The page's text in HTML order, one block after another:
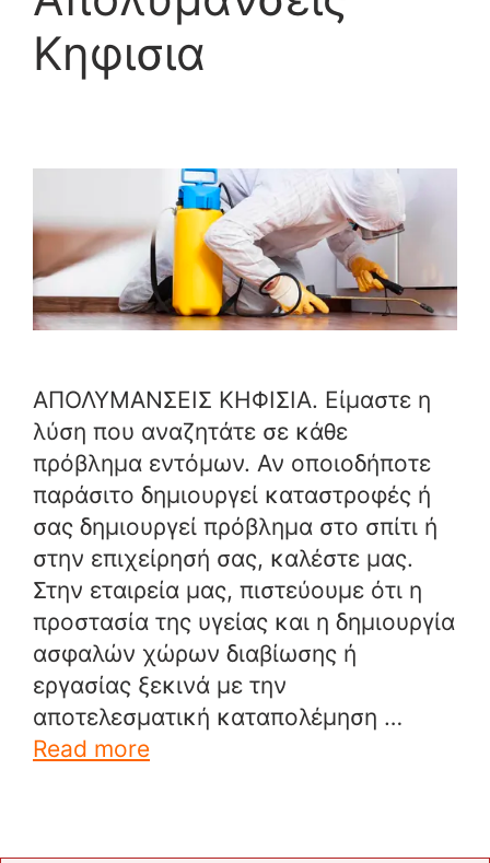
Κηφισια
ΑΠΟΛΥΜΑΝΣΕΙΣ ΚΗΦΙΣΙΑ. Είμαστε η
λύση που αναζητάτε σε κάθε
πρόβλημα εντόμων. Αν οποιοδήποτε
παράσιτο δημιουργεί καταστροφές ή
σας δημιουργεί πρόβλημα στο σπίτι ή
στην επιχείρησή σας, καλέστε μας.
Στην εταιρεία μας, πιστεύουμε ότι η
προστασία της υγείας και η δημιουργία
ασφαλών χώρων διαβίωσης ή
εργασίας ξεκινά με την
αποτελεσματική καταπολέμηση …
Read more